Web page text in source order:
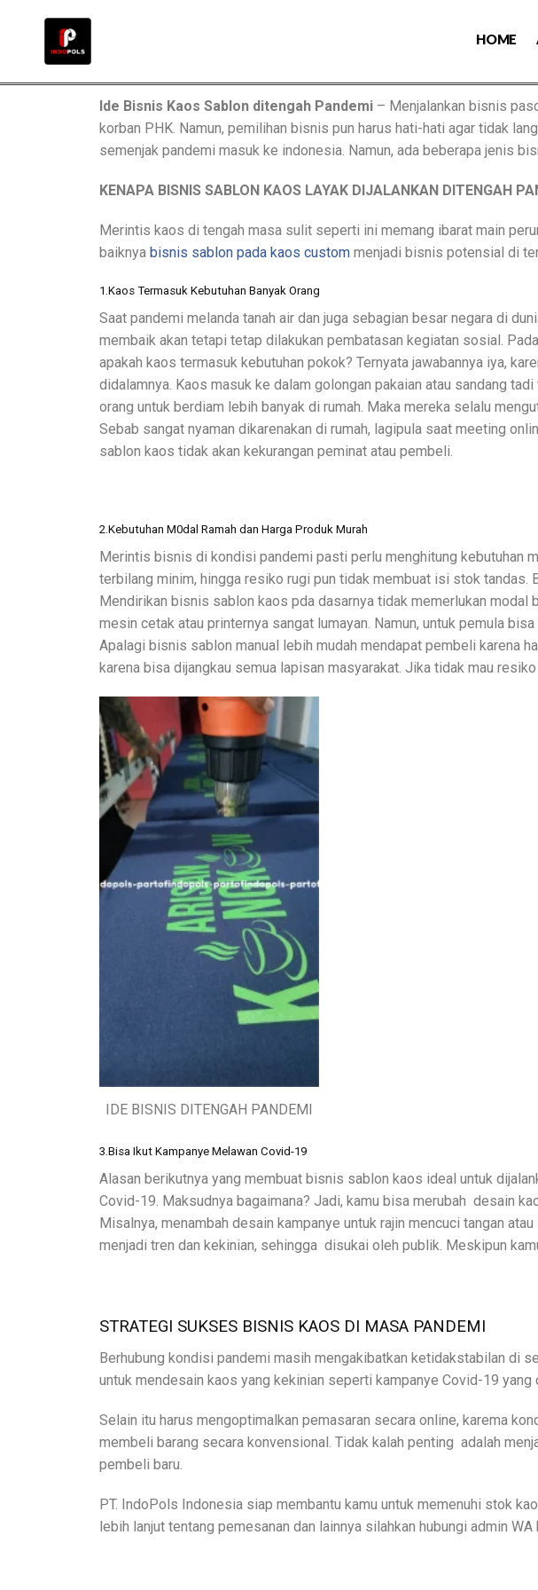
HOME
Ide Bisnis Kaos Sablon ditengah Pandemi – Menjalankan bisnis
korban PHK. Namun, pemilihan bisnis pun harus hati-hati agar tidak
semenjak pandemi masuk ke indonesia. Namun, ada beberapa jenis
KENAPA BISNIS SABLON KAOS LAYAK DIJALANKAN DITENGAH
Merintis kaos di tengah masa sulit seperti ini memang ibarat main
baiknya bisnis sablon pada kaos custom menjadi bisnis potensial di
1.Kaos Termasuk Kebutuhan Banyak Orang
Saat pandemi melanda tanah air dan juga sebagian besar negara di
membaik akan tetapi tetap dilakukan pembatasan kegiatan sosial.
apakah kaos termasuk kebutuhan pokok? Ternyata jawabannya iya,
didalamnya. Kaos masuk ke dalam golongan pakaian atau sandang
orang untuk berdiam lebih banyak di rumah. Maka mereka selalu
Sebab sangat nyaman dikarenakan di rumah, lagipula saat meeting
sablon kaos tidak akan kekurangan peminat atau pembeli.
2.Kebutuhan M0dal Ramah dan Harga Produk Murah
Merintis bisnis di kondisi pandemi pasti perlu menghitung kebutuhan
terbilang minim, hingga resiko rugi pun tidak membuat isi stok
Mendirikan bisnis sablon kaos pda dasarnya tidak memerlukan modal
mesin cetak atau printernya sangat lumayan. Namun, untuk pemula
Apalagi bisnis sablon manual lebih mudah mendapat pembeli karena
karena bisa dijangkau semua lapisan masyarakat. Jika tidak mau
IDE BISNIS DITENGAH PANDEMI
3.Bisa Ikut Kampanye Melawan Covid-19
Alasan berikutnya yang membuat bisnis sablon kaos ideal untuk
Covid-19. Maksudnya bagaimana? Jadi, kamu bisa merubah desain
Misalnya, menambah desain kampanye untuk rajin mencuci tangan
menjadi tren dan kekinian, sehingga disukai oleh publik. Meskipun
STRATEGI SUKSES BISNIS KAOS DI MASA PANDEMI
Berhubung kondisi pandemi masih mengakibatkan ketidakstabilan di
untuk mendesain kaos yang kekinian seperti kampanye Covid-19 yang
Selain itu harus mengoptimalkan pemasaran secara online, karema
membeli barang secara konvensional. Tidak kalah penting adalah
pembeli baru.
PT. IndoPols Indonesia siap membantu kamu untuk memenuhi stok
lebih lanjut tentang pemesanan dan lainnya silahkan hubungi admin WA